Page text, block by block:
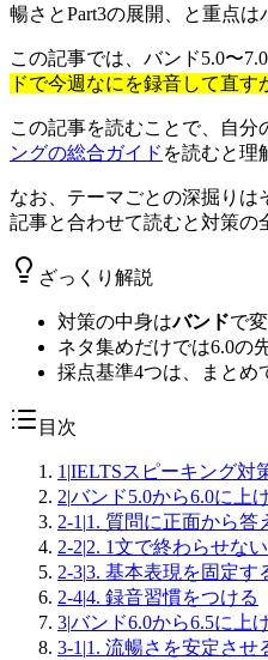
暢さとPart3の展開、と重点
この記事では、バンド5.0〜
ドで今週なにを録音して直す
この記事を読むことで、自
ングの総合ガイド を読むと理
なお、テーマごとの深掘りは
記事と合わせて読むと対策の
ざっくり解説
対策の中身はバンドで
ネタ集めだけでは6.0の
採点基準4つは、まとめ
目次
1 |IELTSスピーキング対
2|バンド5.0から6.0に上
2-1 |1. 質問に正面から答
2-2|2. 1文で終わらせない
2-3|3. 基本表現を固定す
2-4|4. 録音習慣をつける
3|バンド6.0から6.5に上
3-1 |1. 流暢さを安定させ